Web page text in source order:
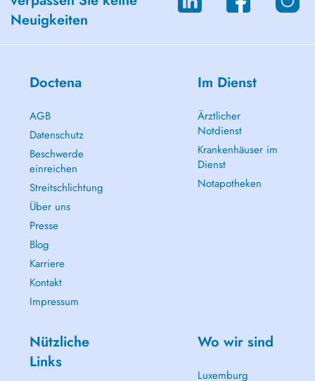
Neuigkeiten
Doctena
AGB
Datenschutz
Beschwerde
einreichen
Streitschlichtung
Über uns
Presse
Blog
Karriere
Kontakt
Impressum
Im Dienst
Ärztlicher
Notdienst
Krankenhäuser im
Dienst
Notapotheken
Nützliche
Links
Wo wir sind
Luxemburg